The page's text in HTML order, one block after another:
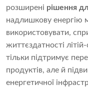
розширені рішення
надлишкову енергію
використовувати,
життєздатності
тільки підтримує
продуктів, але й
енергетичної